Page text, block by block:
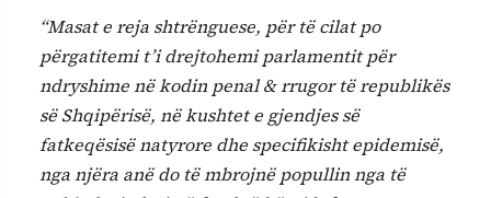
“Masat e reja shtrënguese, për të cilat po
përgatitemi t’i drejtohemi parlamentit për
ndryshime në kodin penal & rrugor të republikës
së Shqipërisë, në kushtet e gjendjes së
fatkeqësisë natyrore dhe specifikisht epidemisë,
nga njëra anë do të mbrojnë popullin nga të